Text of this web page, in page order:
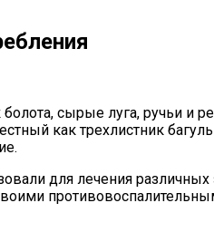
сырые луга, ручьи и
как трехлистник
для лечения